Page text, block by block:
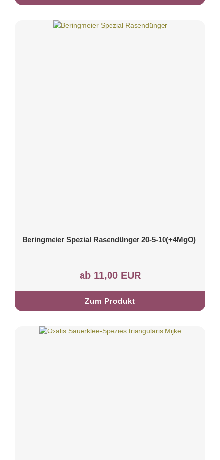
Beringmeier Spezial Rasendünger 20-5-10(+4MgO)
ab 11,00 EUR
Zum Produkt